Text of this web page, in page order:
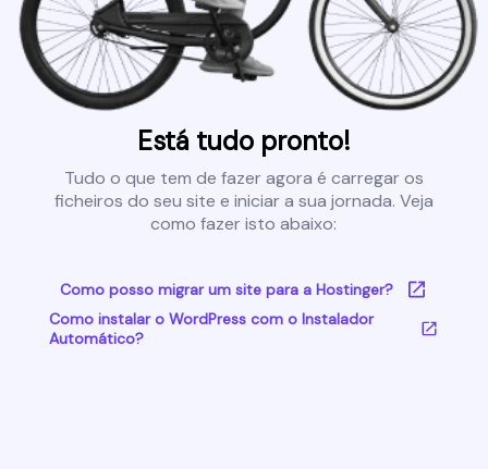
Está tudo pronto!
Tudo o que tem de fazer agora é carregar os
ficheiros do seu site e iniciar a sua jornada. Veja
como fazer isto abaixo:
Como posso migrar um site para a Hostinger?
Como instalar o WordPress com o Instalador
Automático?